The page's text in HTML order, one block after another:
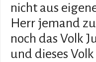
nicht aus
Herr jemand
noch das Volk
und dieses